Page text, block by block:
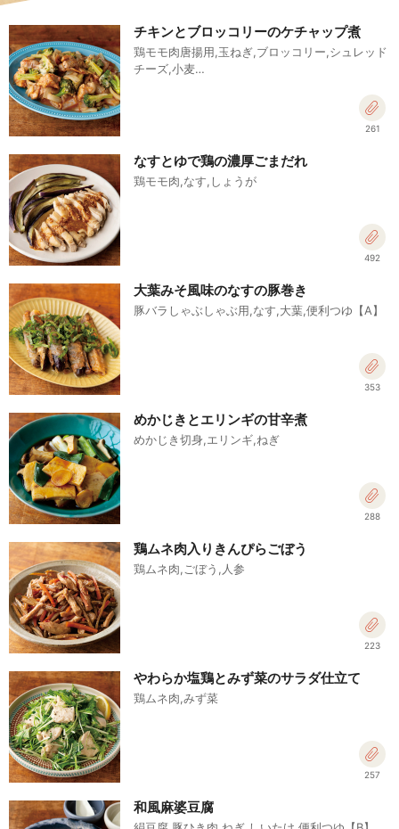
チキンとブロッコリーのケチャップ煮
鶏モモ肉唐揚用,玉ねぎ,ブロッコリー,シュレッド
チーズ,小麦…
261
なすとゆで鶏の濃厚ごまだれ
鶏モモ肉,なす,しょうが
492
大葉みそ風味のなすの豚巻き
豚バラしゃぶしゃぶ用,なす,大葉,便利つゆ【A】
353
めかじきとエリンギの甘辛煮
めかじき切身,エリンギ,ねぎ
288
鶏ムネ肉入りきんぴらごぼう
鶏ムネ肉,ごぼう,人参
223
やわらか塩鶏とみず菜のサラダ仕立て
鶏ムネ肉,みず菜
257
和風麻婆豆腐